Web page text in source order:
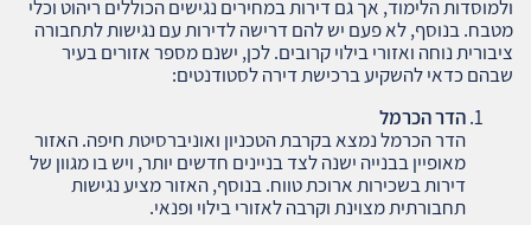
ולמוסדות הלימוד, אך גם דירות במחירים נגישים הכוללים ריהוט וכלי
מטבח. בנוסף, לא פעם יש להם דרישה לדירות עם נגישות לתחבורה
ציבורית נוחה ואזורי בילוי קרובים. לכן, ישנם מספר אזורים בעיר
שבהם כדאי להשקיע ברכישת דירה לסטודנטים:
הדר הכרמל
הדר הכרמל נמצא בקרבת הטכניון ואוניברסיטת חיפה. האזור
מאופיין בבנייה ישנה לצד בניינים חדשים יותר, ויש בו מגוון של
דירות בשכירות ארוכת טווח. בנוסף, האזור מציע נגישות
תחבורתית מצוינת וקרבה לאזורי בילוי ופנאי.